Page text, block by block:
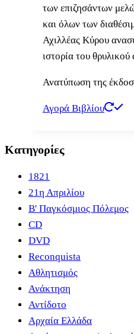
των επιζησάντων
και όλων των
Αχιλλέας Κύρου
ιστορία του θρυλικού
Ανατύπωση της
Αγορά Βιβλίου
Κατηγορίες
1821
21η Απριλίου
B' Παγκόσμιος Πόλεμος
CD
DVD
Reconquista
Αθλητισμός
Ανάκτηση
Αντίδοτο
Αρχαία Ελλάδα